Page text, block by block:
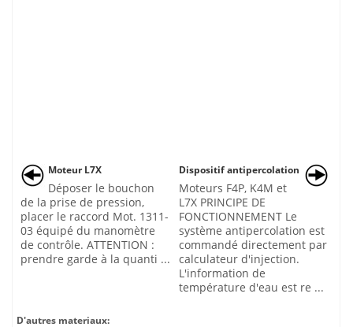
Moteur L7X
Déposer le bouchon
de la prise de pression,
placer le raccord Mot. 1311-
03 équipé du manomètre
de contrôle. ATTENTION :
prendre garde à la quanti ...
Dispositif antipercolation
Moteurs F4P, K4M et
L7X PRINCIPE DE
FONCTIONNEMENT Le
système antipercolation est
commandé directement par
calculateur d'injection.
L'information de
température d'eau est re ...
D'autres materiaux: